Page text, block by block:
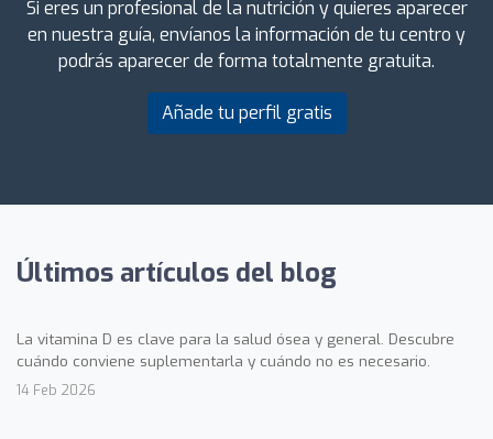
Si eres un profesional de la nutrición y quieres aparecer
en nuestra guía, envíanos la información de tu centro y
podrás aparecer de forma totalmente gratuita.
Añade tu perfil gratis
Últimos artículos del blog
La vitamina D es clave para la salud ósea y general. Descubre
cuándo conviene suplementarla y cuándo no es necesario.
14 Feb 2026